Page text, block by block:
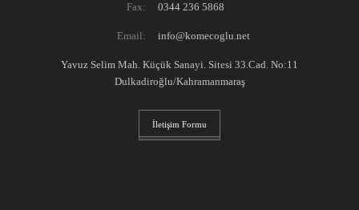
Fax: 0344 236 5868
Email: info@komecoglu.net
Yavuz Selim Mah. Küçük Sanayi. Sitesi 33.Cad. No:11
Dulkadiroğlu/Kahramanmaraş
İletişim Formu